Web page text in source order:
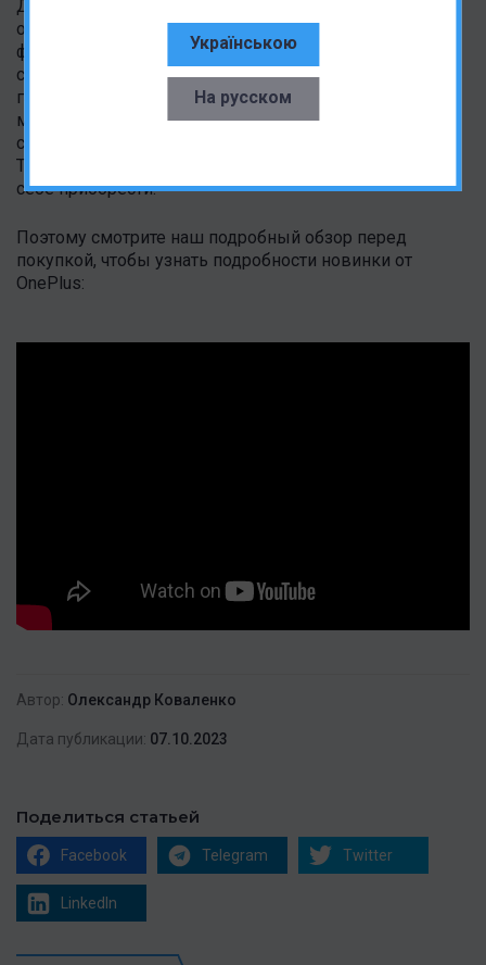
Українською
На русском
Да, здесь есть определенные компромиссы
относительно материалов корпуса и флагманских
фишек вроде беспроводной зарядки и
сертифицированной влагозащиты, однако и цена
гаджета не измеряется тысячами долларов. За
младшую версию с тоже очень неплохими на
сегодняшний день 12/256 ГБ памяти просят от 410$.
Такой ТОП за свои деньги, который вы точно захотите
себе приобрести.
Поэтому смотрите наш подробный обзор перед
покупкой, чтобы узнать подробности новинки от
OnePlus:
Автор: Олександр Коваленко
Дата публикации: 07.10.2023
Поделиться статьей
Facebook Telegram Twitter
LinkedIn